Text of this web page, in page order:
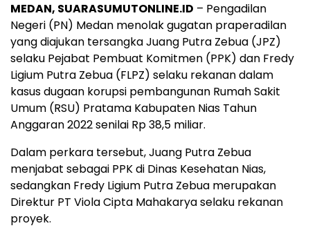
MEDAN, SUARASUMUTONLINE.ID – Pengadilan
Negeri (PN) Medan menolak gugatan praperadilan
yang diajukan tersangka Juang Putra Zebua (JPZ)
selaku Pejabat Pembuat Komitmen (PPK) dan Fredy
Ligium Putra Zebua (FLPZ) selaku rekanan dalam
kasus dugaan korupsi pembangunan Rumah Sakit
Umum (RSU) Pratama Kabupaten Nias Tahun
Anggaran 2022 senilai Rp 38,5 miliar.
Dalam perkara tersebut, Juang Putra Zebua
menjabat sebagai PPK di Dinas Kesehatan Nias,
sedangkan Fredy Ligium Putra Zebua merupakan
Direktur PT Viola Cipta Mahakarya selaku rekanan
proyek.